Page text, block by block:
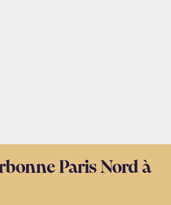
Paris Nord à